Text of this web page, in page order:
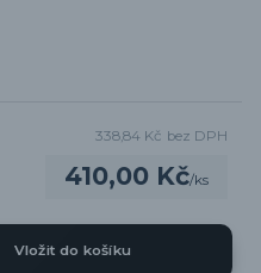
410,00 Kč/ks
338,84 Kč bez DPH
Vložit do košíku